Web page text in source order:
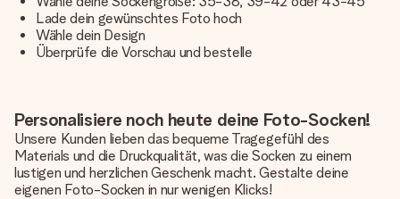
Lade dein gewünschtes Foto hoch
Wähle dein Design
Überprüfe die Vorschau und bestelle
Personalisiere noch heute deine Foto-Socken!
Unsere Kunden lieben das bequeme Tragegefühl des
Materials und die Druckqualität, was die Socken zu einem
lustigen und herzlichen Geschenk macht. Gestalte deine
eigenen Foto-Socken in nur wenigen Klicks!